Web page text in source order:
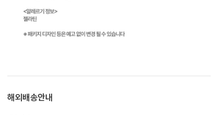
해외배송안내